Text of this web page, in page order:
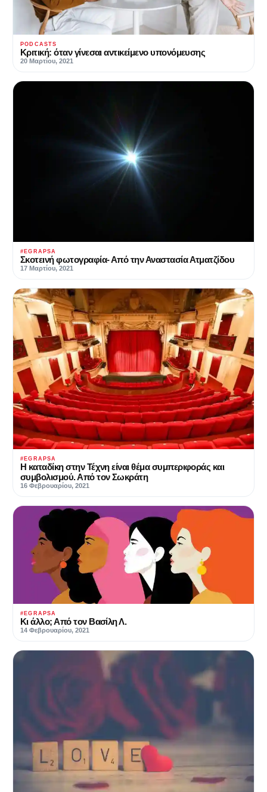
PODCASTS
Κριτική: όταν γίνεσαι αντικείμενο υπονόμευσης
20 Μαρτίου, 2021
#EGRAPSA
Σκοτεινή φωτογραφία- Από την Αναστασία Ατματζίδου
17 Μαρτίου, 2021
#EGRAPSA
Η καταδίκη στην Τέχνη είναι θέμα συμπεριφοράς και
συμβολισμού. Από τον Σωκράτη
16 Φεβρουαρίου, 2021
#EGRAPSA
Κι άλλο; Από τον Βασίλη Λ.
14 Φεβρουαρίου, 2021